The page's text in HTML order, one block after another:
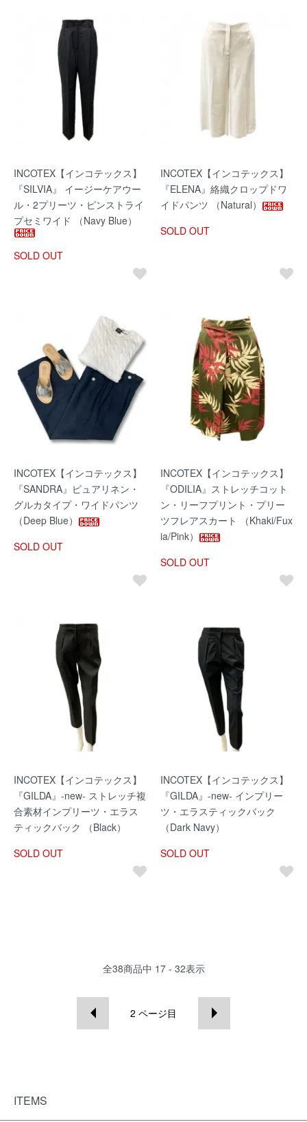
INCOTEX【インコテックス】
『SILVIA』 イージーケアウー
ル・2プリーツ・ピンストライ
プセミワイド （Navy Blue）
SOLD OUT
INCOTEX【インコテックス】
『ELENA』絡織クロップドワ
イドパンツ （Natural）
SOLD OUT
INCOTEX【インコテックス】
『SANDRA』ピュアリネン・
グルカタイプ・ワイドパンツ
（Deep Blue）
SOLD OUT
INCOTEX【インコテックス】
『ODILIA』ストレッチコット
ン・リーフプリント・プリー
ツフレアスカート （Khaki/Fux
ia/Pink）
SOLD OUT
INCOTEX【インコテックス】
『GILDA』-new- ストレッチ複
合素材インプリーツ・エラス
ティックバック （Black）
SOLD OUT
INCOTEX【インコテックス】
『GILDA』-new- インプリー
ツ・エラスティックバック
（Dark Navy）
SOLD OUT
全38商品中 17 - 32表示
2 ページ目
ITEMS